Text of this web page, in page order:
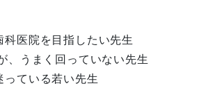
科医院を目指したい先生
、うまく回っていない先生
っている若い先生